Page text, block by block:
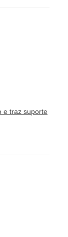
e traz suporte